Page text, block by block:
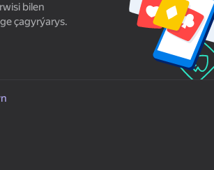
bilen
çagyrýarys.